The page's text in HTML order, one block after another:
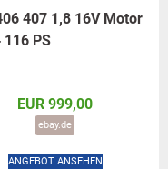
407 1,8 16V Motor
116 PS
EUR 999,00
ebay.de
ANGEBOT ANSEHEN